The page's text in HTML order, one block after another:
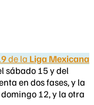
de la Liga Mexicana
sábado 15 y del
en dos fases, y la
12, y la otra